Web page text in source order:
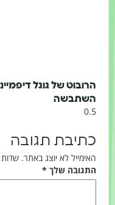
הרובוט של גוגל
השתבשה
כתיבת תגובה
האימייל לא יוצג באתר.
התגובה שלך*